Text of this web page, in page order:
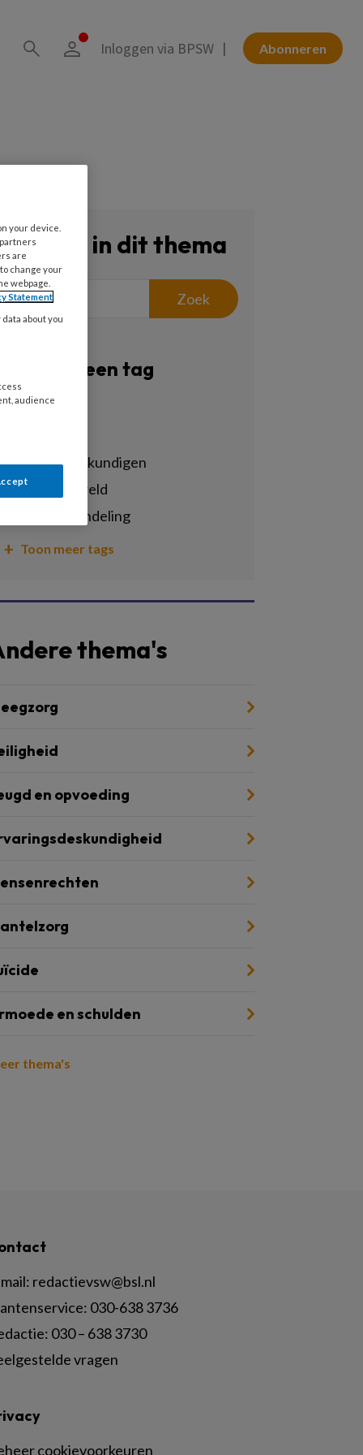
Abonneren
Inloggen via BPSW
Zoeken in dit thema
Zoek
Filter op een tag
Alle tags
ervaringsdeskundigen
huiselijk geweld
kindermishandeling
Toon meer tags
thema's
en opvoeding
en schulden
thema's
redactievsw@bsl.nl
030-638 3736
030 – 638 3730
vragen
cookievoorkeuren
your device.
are
change your
webpage.
Statement
about you
audience